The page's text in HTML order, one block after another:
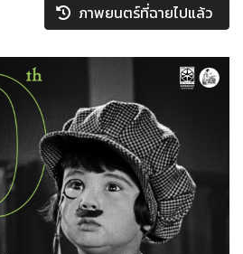
ภาพยนตร์ที่ฉายไปแล้ว